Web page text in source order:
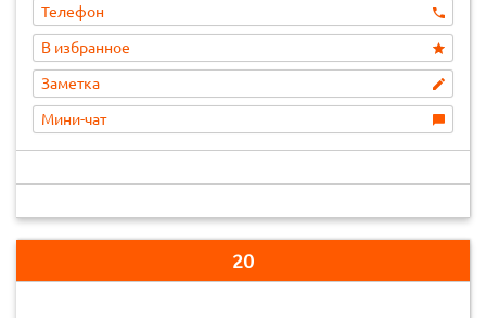
Телефон
В избранное
Заметка
Мини-чат
20